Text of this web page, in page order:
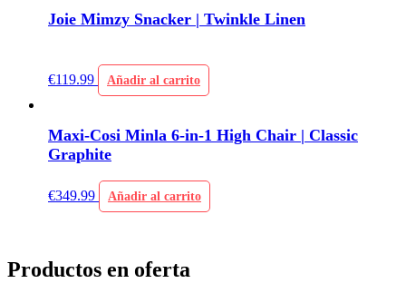
Joie Mimzy Snacker | Twinkle Linen
€119.99 Añadir al carrito
Maxi-Cosi Minla 6-in-1 High Chair | Classic
Graphite
€349.99 Añadir al carrito
Productos en oferta